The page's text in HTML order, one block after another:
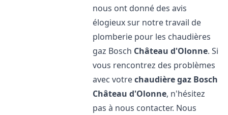
nous ont donné des avis
élogieux sur notre travail de
plomberie pour les chaudières
gaz Bosch Château d'Olonne. Si
vous rencontrez des problèmes
avec votrechaudière gaz Bosch
Château d'Olonne, n'hésitez
pas à nous contacter. Nous